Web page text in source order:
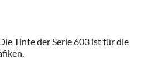
Tinte der Serie 603 ist für die